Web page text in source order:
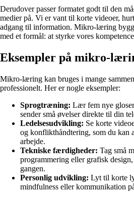
Derudover passer formatet godt til den
medier på. Vi er vant til korte videoer,
adgang til information. Mikro-læring
med et formål: at styrke vores
Eksempler på mikro-
Mikro-læring kan bruges i mange
professionelt. Her er nogle eksempler:
Sprogtræning: Lær fem nye
sender små øvelser direkte til din
Ledelsesudvikling: Se korte
og konflikthåndtering, som du kan
arbejde.
Tekniske færdigheder: Tag små
programmering eller grafisk
gangen.
Personlig udvikling: Lyt til korte
mindfulness eller kommunikation